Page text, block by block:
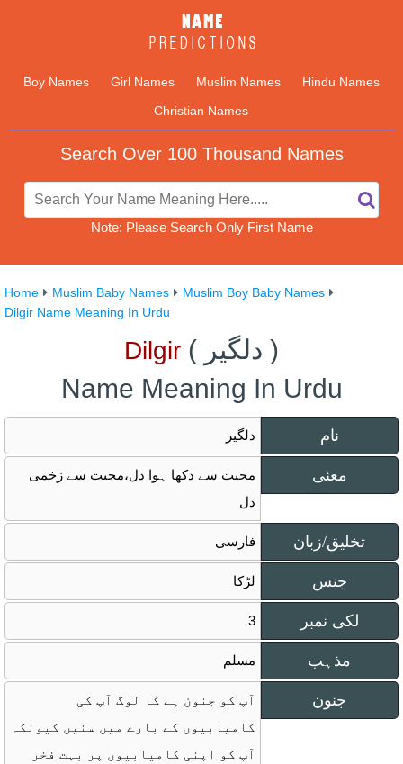
Boy Names Girl Names Muslim Names
Hindu Names
Christian Names
Search Over 100 Thousand Names
Note: Please Search Only First Name
Home Muslim Baby Names
Muslim Boy Baby Names
Dilgir Name Meaning In Urdu
Dilgir ( دلگیر )
Name Meaning In Urdu
دلگیر نام
محبت سے دکھا ہوا دل،محبت سے زخمی
دل
معنی
فارسی تخلیق/زبان
لڑکا جنس
3 لکی نمبر
مسلم مذہب
آپ کو جنون ہے کہ لوگ آپ کی
کامیابیوں کے بارے میں سنیں کیونکہ
آپ کو اپنی کامیابیوں پر بہت فخر
جنون